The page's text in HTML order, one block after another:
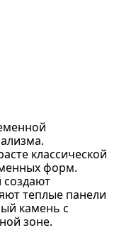
классической
форм.
теплые панели
камень с
зоне.